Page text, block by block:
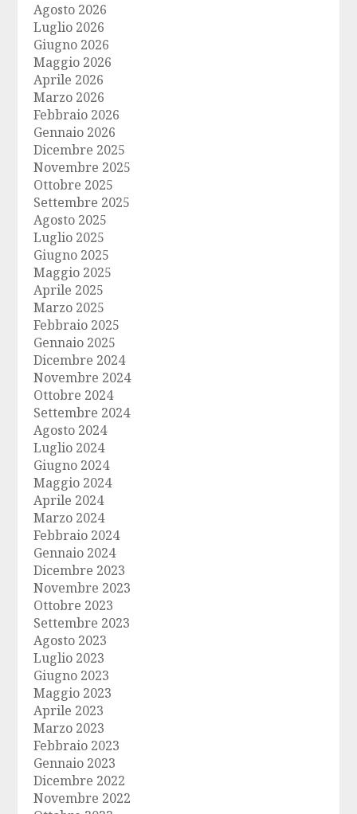
Agosto 2026
Luglio 2026
Giugno 2026
Maggio 2026
Aprile 2026
Marzo 2026
Febbraio 2026
Gennaio 2026
Dicembre 2025
Novembre 2025
Ottobre 2025
Settembre 2025
Agosto 2025
Luglio 2025
Giugno 2025
Maggio 2025
Aprile 2025
Marzo 2025
Febbraio 2025
Gennaio 2025
Dicembre 2024
Novembre 2024
Ottobre 2024
Settembre 2024
Agosto 2024
Luglio 2024
Giugno 2024
Maggio 2024
Aprile 2024
Marzo 2024
Febbraio 2024
Gennaio 2024
Dicembre 2023
Novembre 2023
Ottobre 2023
Settembre 2023
Agosto 2023
Luglio 2023
Giugno 2023
Maggio 2023
Aprile 2023
Marzo 2023
Febbraio 2023
Gennaio 2023
Dicembre 2022
Novembre 2022